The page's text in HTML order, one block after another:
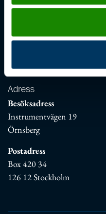
Rapportera fel på
support@scouterna.se
Adress
Besöksadress
Instrumentvägen 19
Örnsberg
Postadress
Box 420 34
126 12 Stockholm